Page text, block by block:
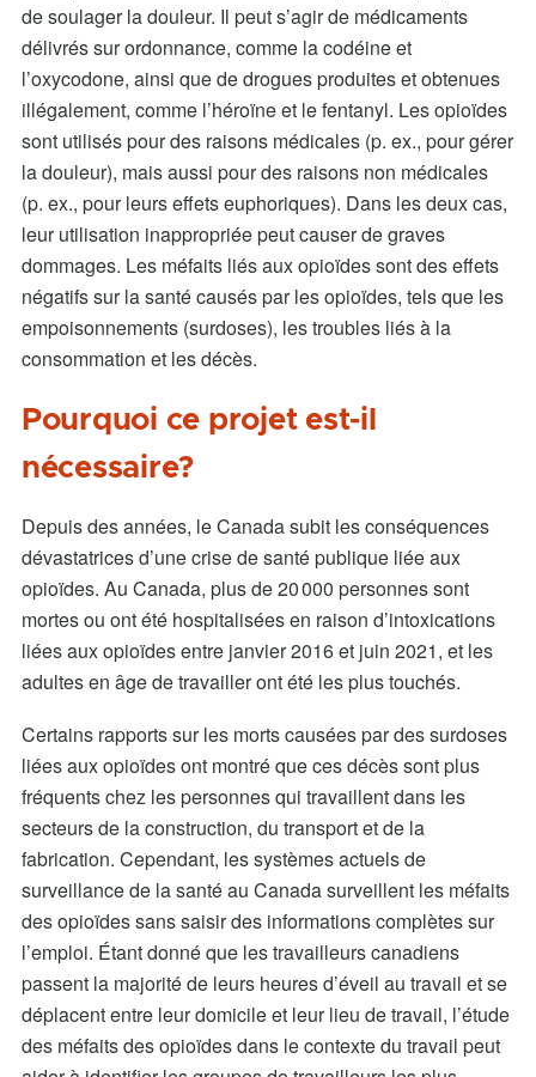
de soulager la douleur. Il peut s’agir de médicaments
délivrés sur ordonnance, comme la codéine et
l’oxycodone, ainsi que de drogues produites et obtenues
illégalement, comme l’héroïne et le fentanyl. Les opioïdes
sont utilisés pour des raisons médicales (p. ex., pour gérer
la douleur), mais aussi pour des raisons non médicales
(p. ex., pour leurs effets euphoriques). Dans les deux cas,
leur utilisation inappropriée peut causer de graves
dommages. Les méfaits liés aux opioïdes sont des effets
négatifs sur la santé causés par les opioïdes, tels que les
empoisonnements (surdoses), les troubles liés à la
consommation et les décès.
Pourquoi ce projet est-il
nécessaire?
Depuis des années, le Canada subit les conséquences
dévastatrices d’une crise de santé publique liée aux
opioïdes. Au Canada, plus de 20 000 personnes sont
mortes ou ont été hospitalisées en raison d’intoxications
liées aux opioïdes entre janvier 2016 et juin 2021, et les
adultes en âge de travailler ont été les plus touchés.
Certains rapports sur les morts causées par des surdoses
liées aux opioïdes ont montré que ces décès sont plus
fréquents chez les personnes qui travaillent dans les
secteurs de la construction, du transport et de la
fabrication. Cependant, les systèmes actuels de
surveillance de la santé au Canada surveillent les méfaits
des opioïdes sans saisir des informations complètes sur
l’emploi. Étant donné que les travailleurs canadiens
passent la majorité de leurs heures d’éveil au travail etse
déplacent entre leur domicile et leur lieu de travail, l’étude
des méfaits des opioïdes dans le contexte du travail peut